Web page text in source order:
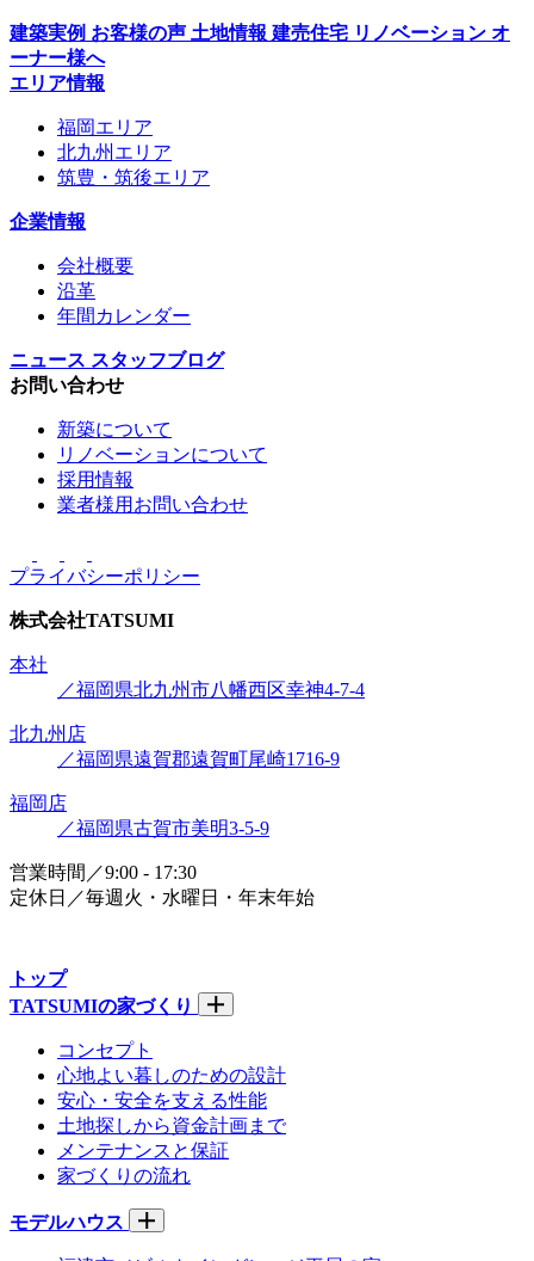
建築実例 お客様の声 土地情報 建売住宅 リノベーション オ
ーナー様へ
エリア情報
福岡エリア
北九州エリア
筑豊・筑後エリア
企業情報
会社概要
沿革
年間カレンダー
ニュース スタッフブログ
お問い合わせ
新築について
リノベーションについて
採用情報
業者様用お問い合わせ
プライバシーポリシー
株式会社TATSUMI
本社
／福岡県北九州市八幡西区幸神4-7-4
北九州店
／福岡県遠賀郡遠賀町尾崎1716-9
福岡店
／福岡県古賀市美明3-5-9
営業時間／9:00 - 17:30
定休日／毎週火・水曜日・年末年始
トップ
TATSUMIの家づくり
コンセプト
心地よい暮しのための設計
安心・安全を支える性能
土地探しから資金計画まで
メンテナンスと保証
家づくりの流れ
モデルハウス